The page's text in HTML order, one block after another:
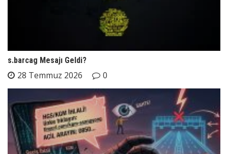
s.barcag Mesajı Geldi?
28 Temmuz 2026 0